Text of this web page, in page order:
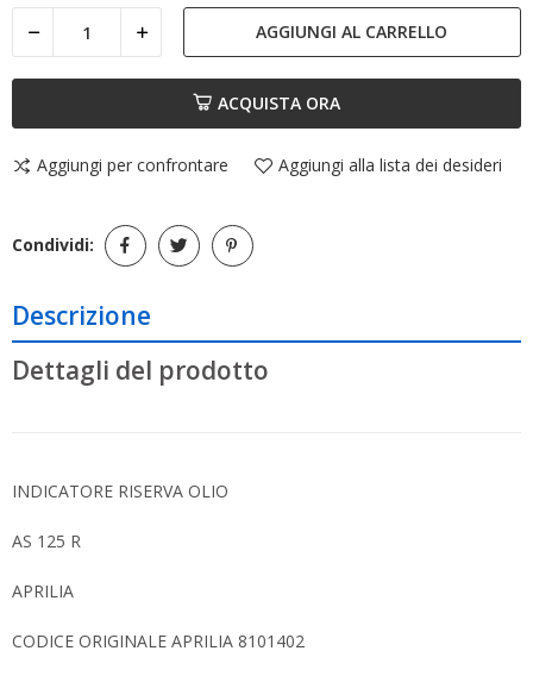
AGGIUNGI AL CARRELLO
ACQUISTA ORA
Aggiungi per confrontare Aggiungi alla lista dei desideri
Condividi:
Descrizione
Dettagli del prodotto
INDICATORE RISERVA OLIO
AS 125 R
APRILIA
CODICE ORIGINALE APRILIA 8101402